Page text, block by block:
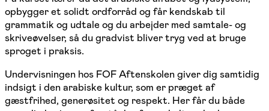
opbygger et solidt ordforråd og får kendskab til
grammatik og udtale og du arbejder med samtale- og
skriveøvelser, så du gradvist bliver tryg ved at bruge
sproget i praksis.
Undervisningen hos FOF Aftenskolen giver dig samtidig
indsigt i den arabiske kultur, som er præget af
gæstfrihed, generøsitet og respekt. Her får du både